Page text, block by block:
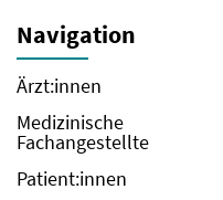
Navigation
Ärzt:innen
Medizinische
Fachangestellte
Patient:innen